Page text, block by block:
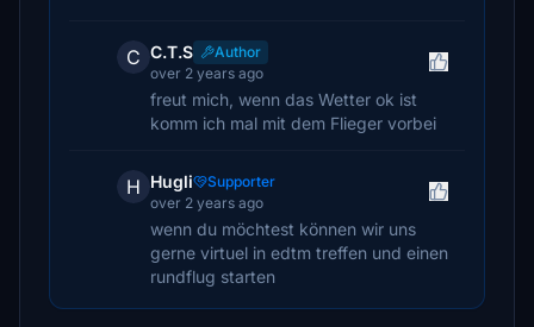
C C.T.S
Author
over 2 years ago
freut mich, wenn das Wetter ok ist
komm ich mal mit dem Flieger vorbei
H Hugli
Supporter
over 2 years ago
wenn du möchtest können wir uns
gerne virtuel in edtm treffen und einen
rundflug starten